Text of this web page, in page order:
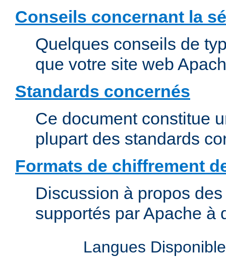
Conseils concernant la
Quelques conseils de
que votre site web
Standards concernés
Ce document constitue
plupart des standards
Formats de chiffrement
Discussion à propos
supportés par Apache à
Langues